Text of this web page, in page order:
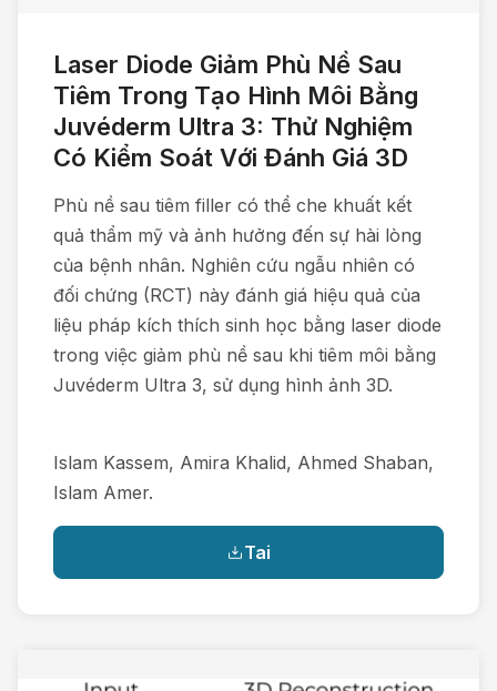
Laser Diode Giảm Phù Nề Sau
Tiêm Trong Tạo Hình Môi Bằng
Juvéderm Ultra 3: Thử Nghiệm
Có Kiểm Soát Với Đánh Giá 3D
Phù nề sau tiêm filler có thể che khuất kết
quả thẩm mỹ và ảnh hưởng đến sự hài lòng
của bệnh nhân. Nghiên cứu ngẫu nhiên có
đối chứng (RCT) này đánh giá hiệu quả của
liệu pháp kích thích sinh học bằng laser diode
trong việc giảm phù nề sau khi tiêm môi bằng
Juvéderm Ultra 3, sử dụng hình ảnh 3D.
Islam Kassem, Amira Khalid, Ahmed Shaban,
Islam Amer.
Tai